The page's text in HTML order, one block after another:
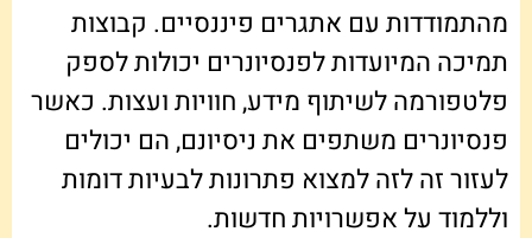
מהתמודדות עם אתגרים פיננסיים. קבוצות
תמיכה המיועדות לפנסיונרים יכולות לספק
פלטפורמה לשיתוף מידע, חוויות ועצות. כאשר
פנסיונרים משתפים את ניסיונם, הם יכולים
לעזור זה לזה למצוא פתרונות לבעיות דומות
וללמוד על אפשרויות חדשות.